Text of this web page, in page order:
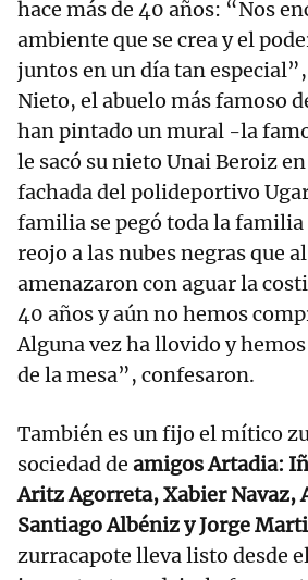
hace más de 40 años: “Nos
ambiente que se crea y el
juntos en un día tan
Nieto, el abuelo más famoso
han pintado un mural -la
le sacó su nieto Unai Beroiz
fachada del polideportivo
familia se pegó toda la
reojo a las nubes negras que
amenazaron con aguar la
40 años y aún no hemos
Alguna vez ha llovido y
de la mesa”, confesaron.
También es un fijo el mítico
sociedad de amigos Artadia:
Aritz Agorreta, Xabier Navaz,
Santiago Albéniz y Jorge
zurracapote lleva listo desde